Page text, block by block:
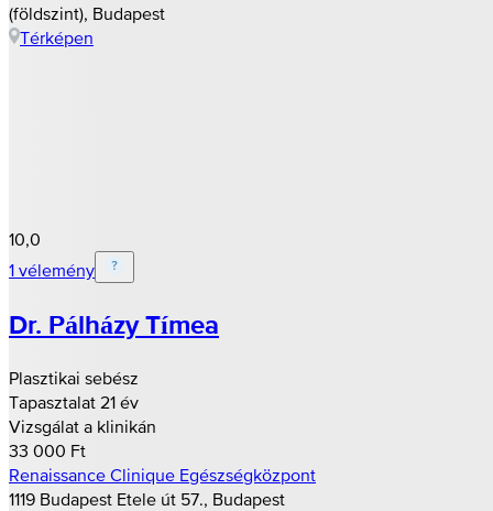
(földszint), Budapest
Térképen
10,0
1 vélemény
Dr. Pálházy Tímea
Plasztikai sebész
Tapasztalat 21 év
Vizsgálat a klinikán
33 000 Ft
Renaissance Clinique Egészségközpont
1119 Budapest Etele út 57., Budapest